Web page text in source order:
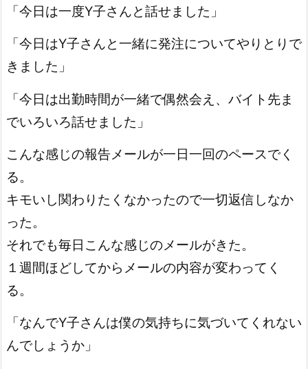
「今日は一度Y子さんと話せました」
「今日はY子さんと一緒に発注についてやりとりで
きました」
「今日は出勤時間が一緒で偶然会え、バイト先ま
でいろいろ話せました」
こんな感じの報告メールが一日一回のペースでく
る。
キモいし関わりたくなかったので一切返信しなか
った。
それでも毎日こんな感じのメールがきた。
１週間ほどしてからメールの内容が変わってく
る。
「なんでY子さんは僕の気持ちに気づいてくれない
んでしょうか」